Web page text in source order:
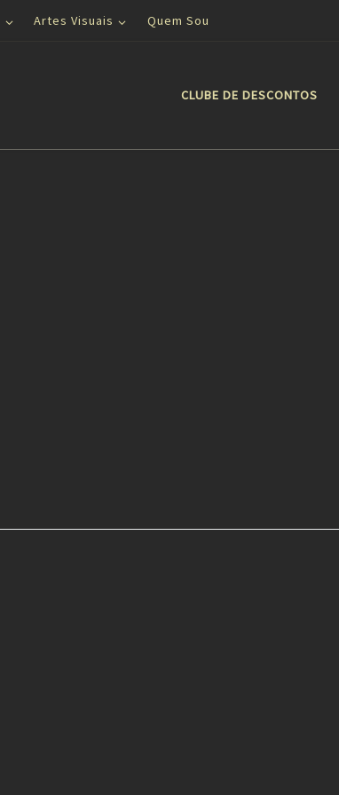
Artes Visuais Quem Sou
CLUBE DE DESCONTOS